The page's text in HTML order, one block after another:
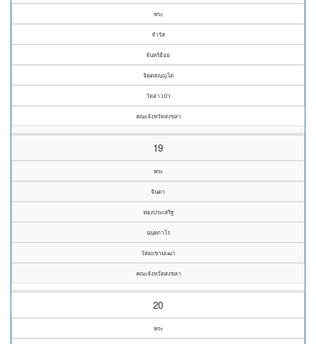
พระ
จำรัส
จันทร์ย้อย
จิตฺตสญฺญโต
วัดอ่าวบัว
คณะจังหวัดสงขลา
19
พระ
จินดา
ทองประเสริฐ
ฉนฺทกาโร
วัดมะขามเฒ่า
คณะจังหวัดสงขลา
20
พระ